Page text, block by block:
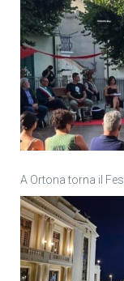
A Ortona torna il